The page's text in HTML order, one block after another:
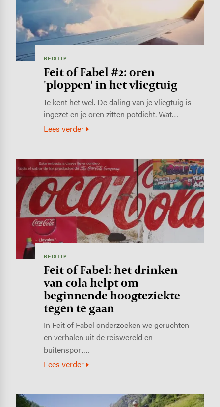
REISTIP
Feit of Fabel #2: oren
'ploppen' in het vliegtuig
Je kent het wel. De daling van je vliegtuig is
ingezet en je oren zitten potdicht. Wat…
Lees verder
Image
REISTIP
Feit of Fabel: het drinken
van cola helpt om
beginnende hoogteziekte
tegen te gaan
In Feit of Fabel onderzoeken we geruchten
en verhalen uit de reiswereld en
buitensport…
Lees verder
Image